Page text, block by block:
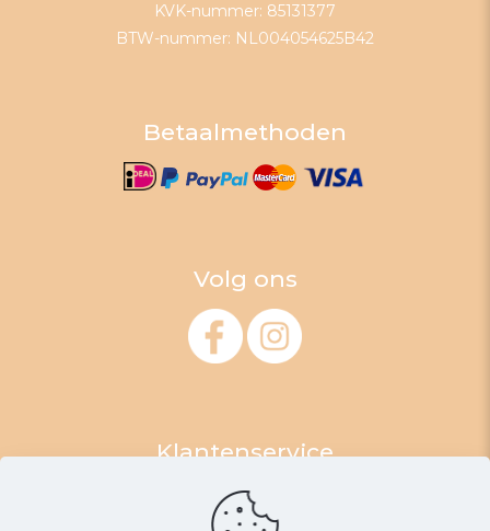
KVK-nummer: 85131377
BTW-nummer: NL004054625B42
Betaalmethoden
Volg ons
Klantenservice
Algemene Voorwaarden
Retourneren